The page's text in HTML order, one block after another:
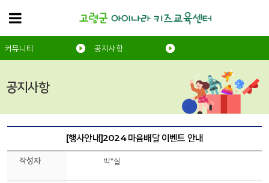
공지사항
커뮤니티 공지사항
[행사안내]2024 마음배달 이벤트 안내
작성자 박*실